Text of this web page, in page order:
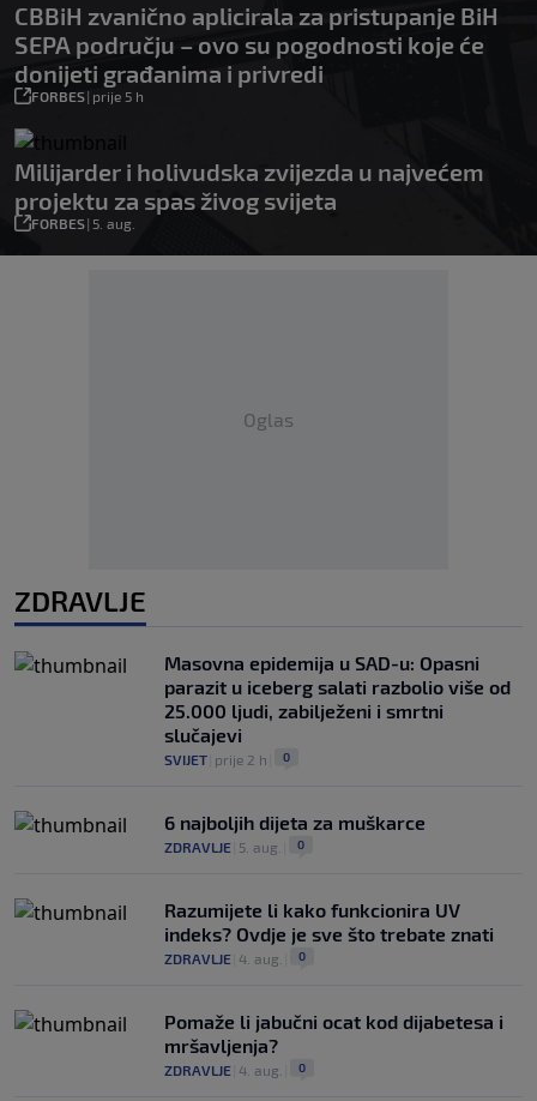
CBBiH zvanično aplicirala za pristupanje BiH
SEPA području – ovo su pogodnosti koje će
donijeti građanima i privredi
FORBES| prije 5 h
Milijarder i holivudska zvijezda u najvećem
projektu za spas živog svijeta
FORBES| 5. aug.
Oglas
ZDRAVLJE
Masovna epidemija u SAD-u: Opasni
parazit u iceberg salati razbolio više od
25.000 ljudi, zabilježeni i smrtni
slučajevi
SVIJET prije 2 h 0
6 najboljih dijeta za muškarce
ZDRAVLJE 5. aug. 0
Razumijete li kako funkcionira UV
indeks? Ovdje je sve što trebate znati
ZDRAVLJE 4. aug. 0
Pomaže li jabučni ocat kod dijabetesa i
mršavljenja?
ZDRAVLJE 4. aug. 0